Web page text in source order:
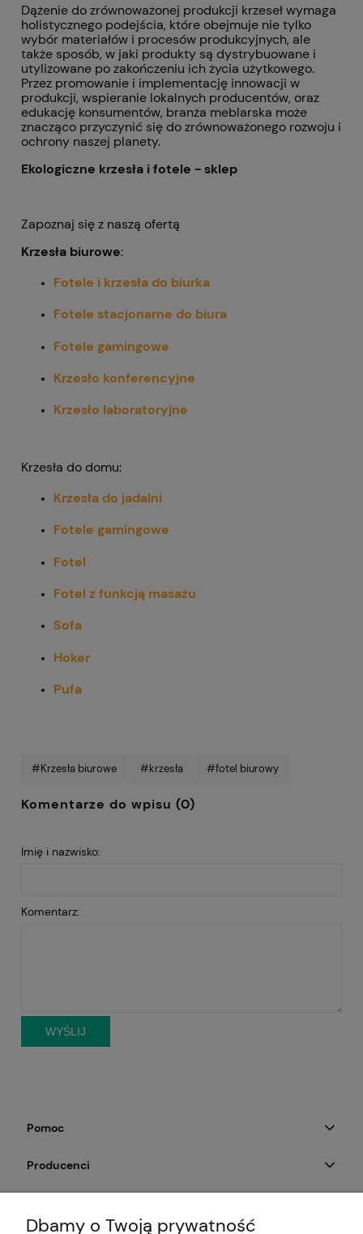
Dążenie do zrównoważonej produkcji krzeseł wymaga
holistycznego podejścia, które obejmuje nie tylko
wybór materiałów i procesów produkcyjnych, ale
także sposób, w jaki produkty są dystrybuowane i
utylizowane po zakończeniu ich życia użytkowego.
Przez promowanie i implementację innowacji w
produkcji, wspieranie lokalnych producentów, oraz
edukację konsumentów, branża meblarska może
znacząco przyczynić się do zrównoważonego rozwoju i
ochrony naszej planety.
Ekologiczne krzesła i fotele - sklep
Zapoznaj się z naszą ofertą
Krzesła biurowe:
Fotele i krzesła do biurka
Fotele stacjonarne do biura
Fotele gamingowe
Krzesło konferencyjne
Krzesło laboratoryjne
Krzesła do domu:
Krzesła do jadalni
Fotele gamingowe
Fotel
Fotel z funkcją masażu
Sofa
Hoker
Pufa
#Krzesła biurowe #krzesła #fotel biurowy
Komentarze do wpisu (0)
Imię i nazwisko:
Komentarz:
WYŚLIJ
Pomoc
Producenci
Dbamy o Twoją prywatność